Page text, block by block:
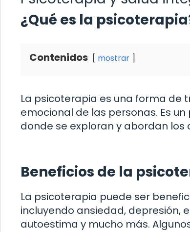
¿Qué es la
Contenidos mostrar
La psicoterapia es una forma de
emocional de las personas. Es
donde se exploran y abordan
Beneficios de la
La psicoterapia puede ser
incluyendo ansiedad, depresión,
autoestima y mucho más.